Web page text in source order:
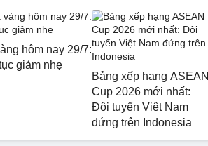
hôm nay 29/7:
giảm nhẹ
Bảng xếp hạng ASEAN
Cup 2026 mới nhất:
Đội tuyển Việt Nam
đứng trên Indonesia